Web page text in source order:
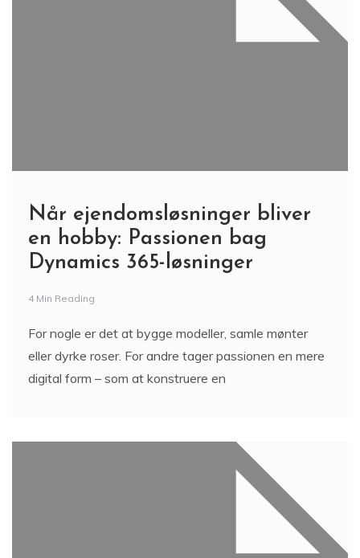
Når ejendomsløsninger bliver
en hobby: Passionen bag
Dynamics 365-løsninger
4 Min Reading
For nogle er det at bygge modeller, samle mønter
eller dyrke roser. For andre tager passionen en mere
digital form – som at konstruere en